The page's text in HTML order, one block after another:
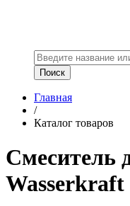
Главная
/
Каталог товаров
Смеситель
Wasserkraft